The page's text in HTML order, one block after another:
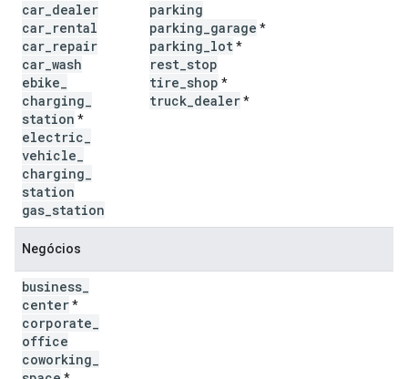
car dealer
car rental
car repair
car wash
ebike
charging
station *
electric
vehicle
charging
station
gas station
parking
parking garage *
parking lot*
rest stop
tire shop *
truck dealer*
Negócios
business
center*
corporate
office
coworking